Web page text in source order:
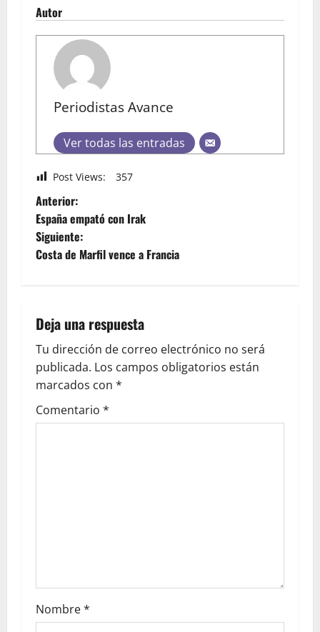
Autor
Periodistas Avance
Ver todas las entradas
Post Views: 357
Anterior:
España empató con Irak
Siguiente:
Costa de Marfil vence a Francia
Deja una respuesta
Tu dirección de correo electrónico no será
publicada. Los campos obligatorios están
marcados con *
Comentario *
Nombre*